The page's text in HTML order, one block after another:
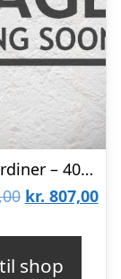
Lamelgardiner – 40×50 – Beige
Den
kr. 807,00
shop